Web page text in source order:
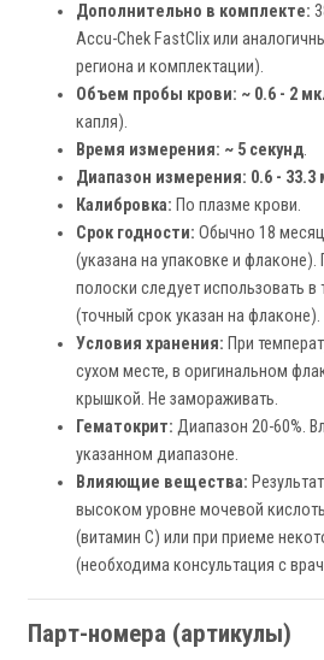
Дополнительно в комплекте:
Accu-Chek FastClix или
региона и комплектации).
Объем пробы крови: ~ 0.6 - 2
капля).
Время измерения: ~ 5 секунд.
Диапазон измерения: 0.6 -
Калибровка: По плазме крови.
Срок годности: Обычно 18
(указана на упаковке и
полоски следует использовать в
(точный срок указан на флаконе).
Условия хранения: При
сухом месте, в оригинальном
крышкой. Не замораживать.
Гематокрит: Диапазон 20-60%.
указанном диапазоне.
Влияющие вещества:
высоком уровне мочевой
(витамин С) или при приеме
(необходима консультация с
Парт-номера (артикулы)